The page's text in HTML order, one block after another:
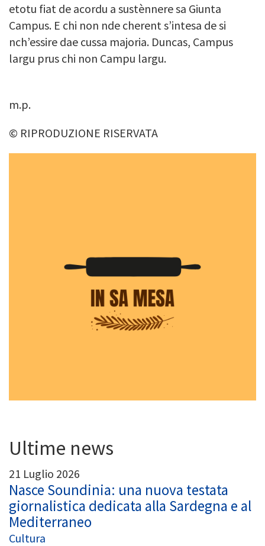
etotu fiat de acordu a sustènnere sa Giunta
Campus. E chi non nde cherent s’intesa de si
nch’essire dae cussa majoria. Duncas, Campus
largu prus chi non Campu largu.
m.p.
© RIPRODUZIONE RISERVATA
Ultime news
21 Luglio 2026
Nasce Soundinia: una nuova testata
giornalistica dedicata alla Sardegna e al
Mediterraneo
Cultura